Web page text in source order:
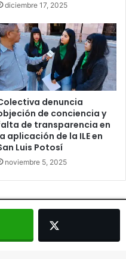
diciembre 17, 2025
denuncia
de conciencia y
de transparencia en
aplicación de la ILE en
Luis Potosí
noviembre 5, 2025
reservados - Metrópoli
|